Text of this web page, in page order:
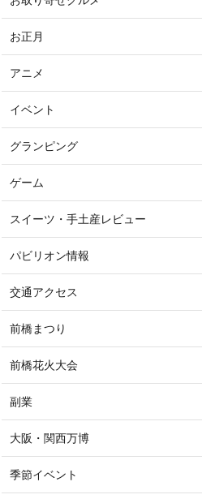
お正月
アニメ
イベント
グランピング
ゲーム
スイーツ・手土産レビュー
パビリオン情報
交通アクセス
前橋まつり
前橋花火大会
副業
大阪・関西万博
季節イベント